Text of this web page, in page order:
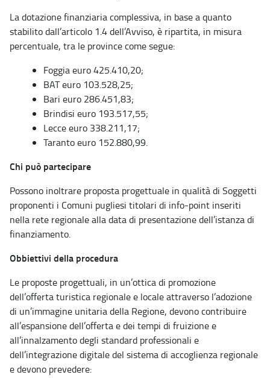
La dotazione finanziaria complessiva, in base a quanto
stabilito dall’articolo 1.4 dell’Avviso, è ripartita, in misura
percentuale, tra le province come segue:
Foggia euro 425.410,20;
BAT euro 103.528,25;
Bari euro 286.451,83;
Brindisi euro 193.517,55;
Lecce euro 338.211,17;
Taranto euro 152.880,99.
Chi può partecipare
Possono inoltrare proposta progettuale in qualità di Soggetti
proponenti i Comuni pugliesi titolari di info-point inseriti
nella rete regionale alla data di presentazione dell’istanza di
finanziamento.
Obbiettivi della procedura
Le proposte progettuali, in un’ottica di promozione
dell’offerta turistica regionale e locale attraverso l’adozione
di un’immagine unitaria della Regione, devono contribuire
all’espansione dell’offerta e dei tempi di fruizione e
all’innalzamento degli standard professionali e
dell’integrazione digitale del sistema di accoglienza regionale
e devono prevedere: